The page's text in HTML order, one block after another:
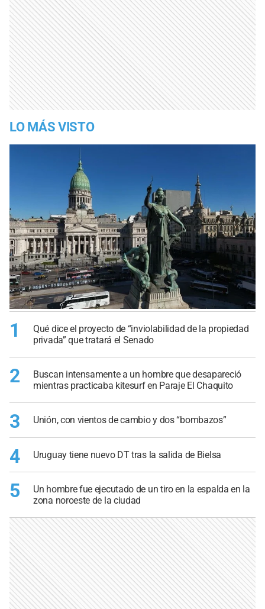
LO MÁS VISTO
1
Qué dice el proyecto de “inviolabilidad de la propiedad
privada” que tratará el Senado
2
Buscan intensamente a un hombre que desapareció
mientras practicaba kitesurf en Paraje El Chaquito
3 Unión, con vientos de cambio y dos “bombazos”
4 Uruguay tiene nuevo DT tras la salida de Bielsa
5
Un hombre fue ejecutado de un tiro en la espalda en la
zona noroeste de la ciudad